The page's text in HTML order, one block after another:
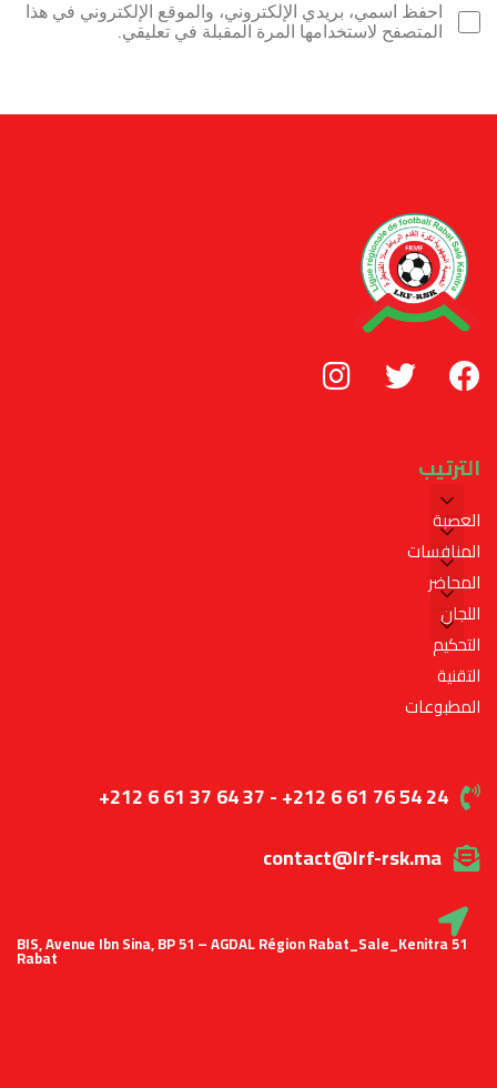
احفظ اسمي، بريدي الإلكتروني، والموقع الإلكتروني في هذا
المتصفح لاستخدامها المرة المقبلة في تعليقي.
الترتيب
العصبة
المنافسات
المحاضر
اللجان
التحكيم
التقنية
المطبوعات
+212 6 61 37 64 37 - +212 6 61 76 54 24
contact@lrf-rsk.ma
51 BIS, Avenue Ibn Sina, BP 51 – AGDAL Région Rabat_Sale_Kenitra
Rabat